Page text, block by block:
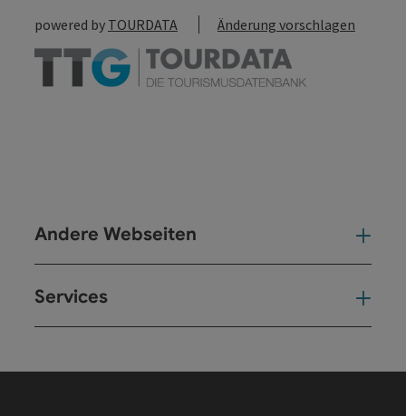
powered by TOURDATA Änderung vorschlagen
Andere Webseiten
Services